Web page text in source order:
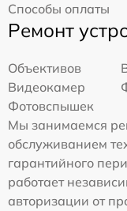
Способы оплаты
Ремонт
Объективов
Видеокамер
Фотовспышек
Мы занимаемся
обслуживанием
гарантийного
работает
авторизации от